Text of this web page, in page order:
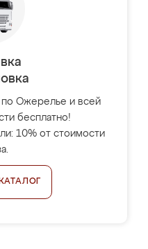
Ожерелье и всей
бесплатно!
10% от стоимости